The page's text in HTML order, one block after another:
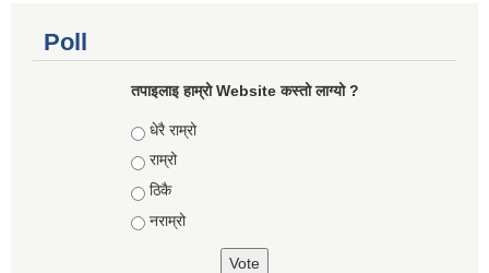
Poll
तपाइलाइ हाम्रो Website कस्तो लाग्यो ?
Choices
धेरै राम्रो
राम्रो
ठिकै
नराम्रो